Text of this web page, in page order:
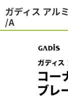
海外ブランド・
特 集
ショールーム
企業情報
ガディス アル
/A